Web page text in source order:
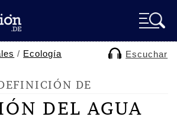
/ Ecología Escuchar
DE
DEL AGUA